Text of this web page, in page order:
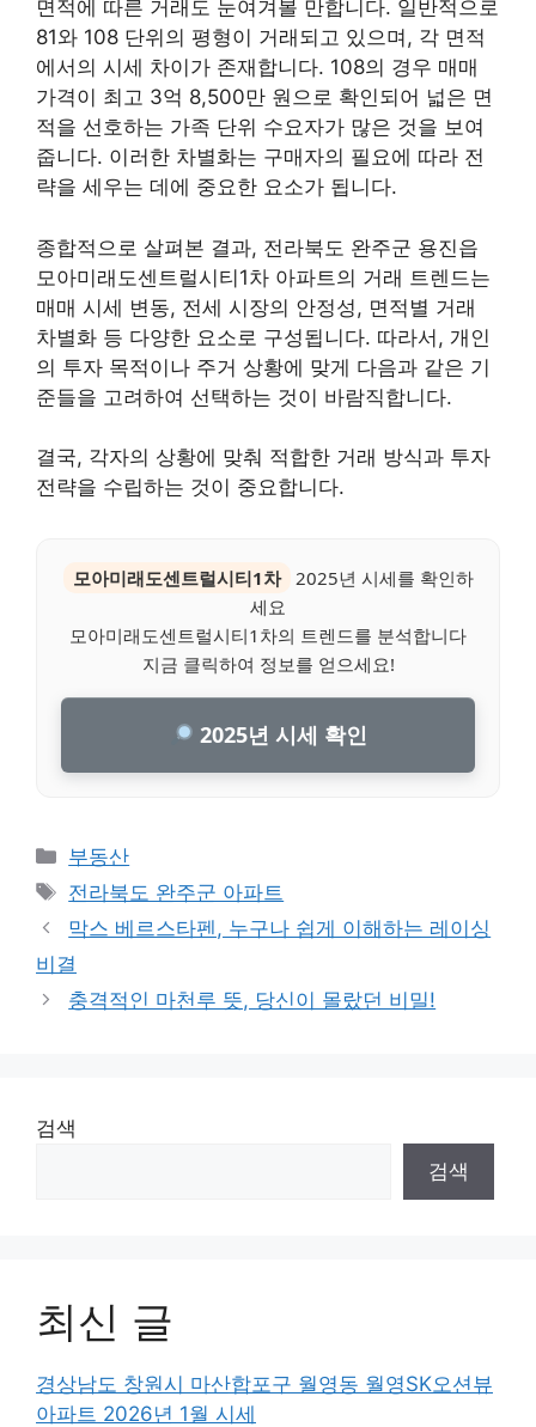
면적에 따른 거래도 눈여겨볼 만합니다. 일반적으로
81와 108 단위의 평형이 거래되고 있으며, 각 면적
에서의 시세 차이가 존재합니다. 108의 경우 매매
가격이 최고 3억 8,500만 원으로 확인되어 넓은 면
적을 선호하는 가족 단위 수요자가 많은 것을 보여
줍니다. 이러한 차별화는 구매자의 필요에 따라 전
략을 세우는 데에 중요한 요소가 됩니다.
종합적으로 살펴본 결과, 전라북도 완주군 용진읍
모아미래도센트럴시티1차 아파트의 거래 트렌드는
매매 시세 변동, 전세 시장의 안정성, 면적별 거래
차별화 등 다양한 요소로 구성됩니다. 따라서, 개인
의 투자 목적이나 주거 상황에 맞게 다음과 같은 기
준들을 고려하여 선택하는 것이 바람직합니다.
결국, 각자의 상황에 맞춰 적합한 거래 방식과 투자
전략을 수립하는 것이 중요합니다.
모아미래도센트럴시티1차
2025년 시세를 확인하
세요
모아미래도센트럴시티1차의 트렌드를 분석합니다
지금 클릭하여 정보를 얻으세요!
2025년 시세 확인
Categories
부동산
Tags
전라북도 완주군 아파트
막스 베르스타펜, 누구나 쉽게 이해하는 레이싱
비결
충격적인 마천루 뜻, 당신이 몰랐던 비밀!
검색
검색
최신 글
경상남도 창원시 마산합포구 월영동 월영SK오션뷰
아파트 2026년 1월 시세